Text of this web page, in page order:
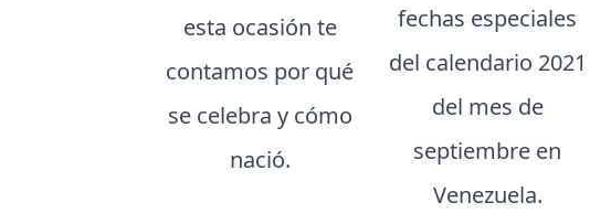
esta ocasión te
contamos por qué
se celebra y cómo
nació.
fechas especiales
del calendario 2021
del mes de
septiembre en
Venezuela.